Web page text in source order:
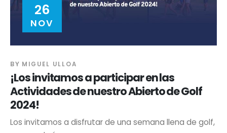
26
NOV
BY MIGUEL ULLOA
¡Los invitamos a participar en las
Actividades de nuestro Abierto de Golf
2024!
Los invitamos a disfrutar de una semana llena de golf,